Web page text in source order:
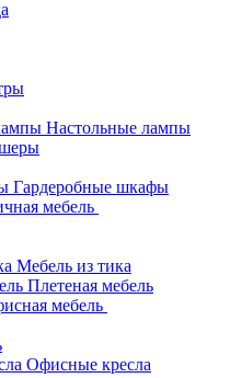
мебель
Мебель из тика
мебель